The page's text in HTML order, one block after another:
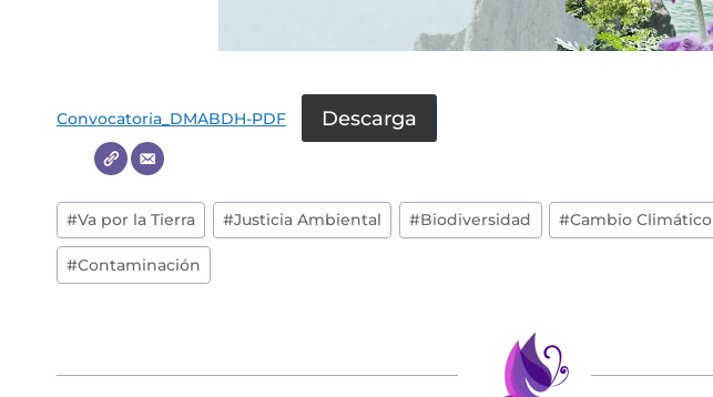
Convocatoria_DMABDH-PDF Descarga
Post
Tags:
#Va por la Tierra #Justicia Ambiental #Biodiversidad #Cambio Climático
#Contaminación